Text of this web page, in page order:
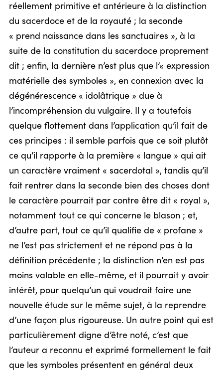
réellement primitive et antérieure à la distinction
du sacerdoce et de la royauté ; la seconde
« prend naissance dans les sanctuaires », à la
suite de la constitution du sacerdoce proprement
dit ; enfin, la dernière n’est plus que l’« expression
matérielle des symboles », en connexion avec la
dégénérescence « idolâtrique » due à
l’incompréhension du vulgaire. Il y a toutefois
quelque flottement dans l’application qu’il fait de
ces principes : il semble parfois que ce soit plutôt
ce qu’il rapporte à la première « langue » qui ait
un caractère vraiment « sacerdotal », tandis qu’il
fait rentrer dans la seconde bien des choses dont
le caractère pourrait par contre être dit « royal »,
notamment tout ce qui concerne le blason ; et,
d’autre part, tout ce qu’il qualifie de « profane »
ne l’est pas strictement et ne répond pas à la
définition précédente ; la distinction n’en est pas
moins valable en elle-même, et il pourrait y avoir
intérêt, pour quelqu’un qui voudrait faire une
nouvelle étude sur le même sujet, à la reprendre
d’une façon plus rigoureuse. Un autre point qui est
particulièrement digne d’être noté, c’est que
l’auteur a reconnu et exprimé formellement le fait
que les symboles présentent en général deux